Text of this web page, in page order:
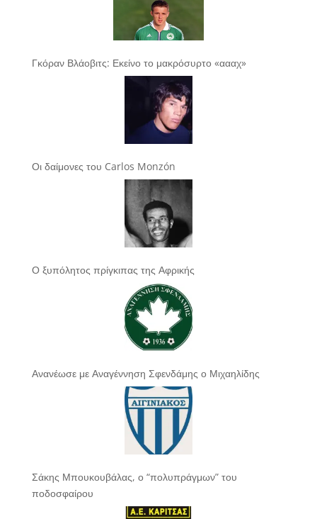
Γκόραν Βλάοβιτς: Εκείνο το μακρόσυρτο «αααχ»
Οι δαίμονες του Carlos Monzón
Ο ξυπόλητος πρίγκιπας της Αφρικής
Ανανέωσε με Αναγέννηση Σφενδάμης ο Μιχαηλίδης
Σάκης Μπουκουβάλας, ο “πολυπράγμων” του
ποδοσφαίρου